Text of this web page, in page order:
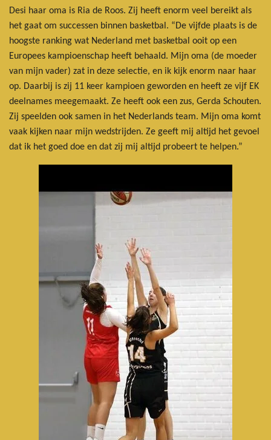
Desi haar oma is Ria de Roos. Zij heeft enorm veel bereikt als
het gaat om successen binnen basketbal. “De vijfde plaats is de
hoogste ranking wat Nederland met basketbal ooit op een
Europees kampioenschap heeft behaald. Mijn oma (de moeder
van mijn vader) zat in deze selectie, en ik kijk enorm naar haar
op. Daarbij is zij 11 keer kampioen geworden en heeft ze vijf EK
deelnames meegemaakt. Ze heeft ook een zus, Gerda Schouten.
Zij speelden ook samen in het Nederlands team. Mijn oma komt
vaak kijken naar mijn wedstrijden. Ze geeft mij altijd het gevoel
dat ik het goed doe en dat zij mij altijd probeert te helpen.”